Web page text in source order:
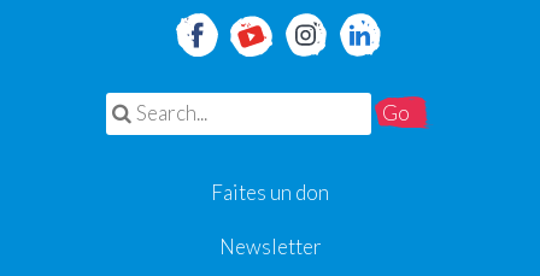
Search for:
Faites un don
Newsletter